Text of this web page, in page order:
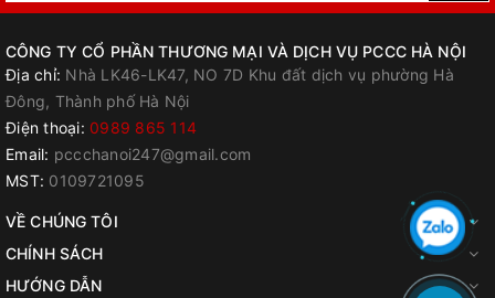
CÔNG TY CỔ PHẦN THƯƠNG MẠI VÀ DỊCH VỤ PCCC HÀ NỘI
Địa chỉ: Nhà LK46-LK47, NO 7D Khu đất dịch vụ phường Hà
Đông, Thành phố Hà Nội
Điện thoại: 0989 865 114
Email: pccchanoi247@gmail.com
MST: 0109721095
VỀ CHÚNG TÔI
CHÍNH SÁCH
HƯỚNG DẪN